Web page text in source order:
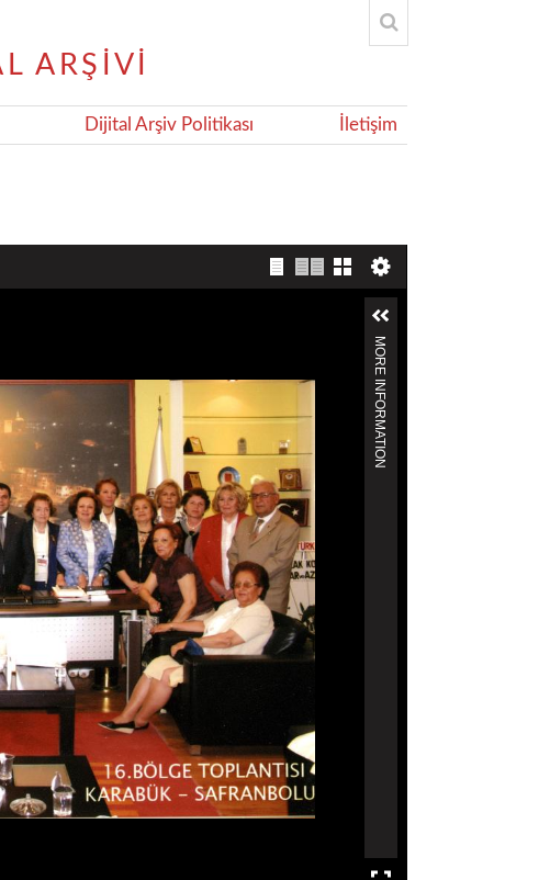
Dijital Arşiv Politikası İletişim